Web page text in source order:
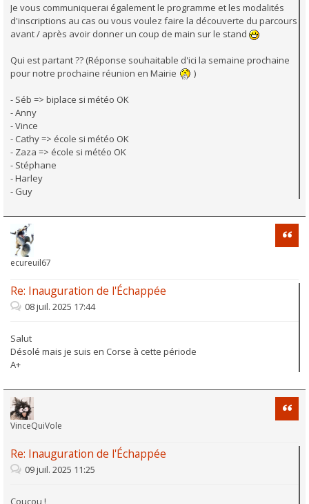
Je vous communiquerai également le programme et les modalités
d'inscriptions au cas ou vous voulez faire la découverte du parcours
avant / après avoir donner un coup de main sur le stand
Qui est partant ?? (Réponse souhaitable d'ici la semaine prochaine
pour notre prochaine réunion en Mairie
)
- Séb => biplace si météo OK
- Anny
- Vince
- Cathy => école si météo OK
- Zaza => école si météo OK
- Stéphane
- Harley
- Guy
ecureuil67
Re: Inauguration de l'Échappée
08 juil. 2025 17:44
Salut
Désolé mais je suis en Corse à cette période
A+
VinceQuiVole
Re: Inauguration de l'Échappée
09 juil. 2025 11:25
Coucou !